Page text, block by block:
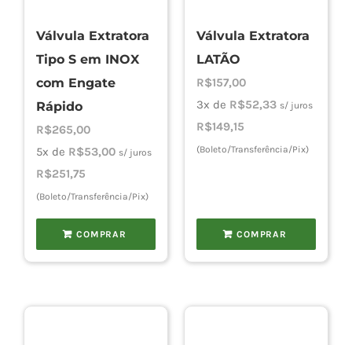
Válvula Extratora
Tipo S em INOX
com Engate
Rápido
R$265,00
5x de R$53,00 s/ juros
R$251,75
(Boleto/Transferência/Pix)
COMPRAR
Válvula Extratora
LATÃO
R$157,00
3x de R$52,33 s/ juros
R$149,15
(Boleto/Transferência/Pix)
COMPRAR